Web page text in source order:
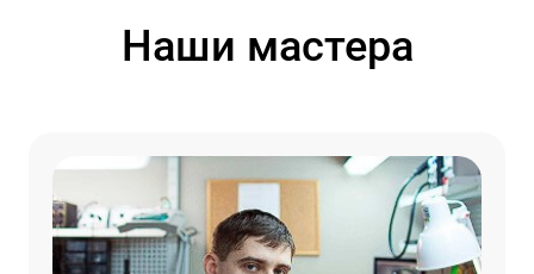
Наши мастера